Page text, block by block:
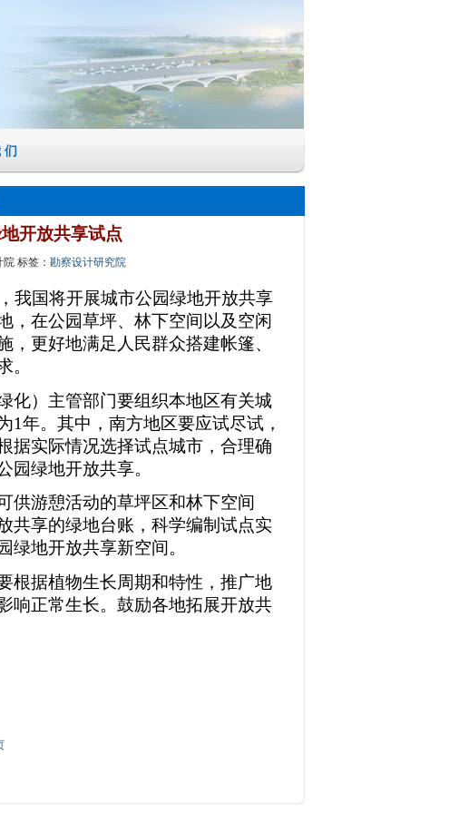
们
开放共享试点
标签： 勘察设计研究院
我国将开展城市公园绿地开放共享
，在公园草坪、林下空间以及空闲
更好地满足人民群众搭建帐篷、
。
）主管部门要组织本地区有关城
1年。其中，南方地区要应试尽试，
据实际情况选择试点城市，合理确
园绿地开放共享。
游憩活动的草坪区和林下空间
共享的绿地台账，科学编制试点实
绿地开放共享新空间。
据植物生长周期和特性，推广地
响正常生长。鼓励各地拓展开放共